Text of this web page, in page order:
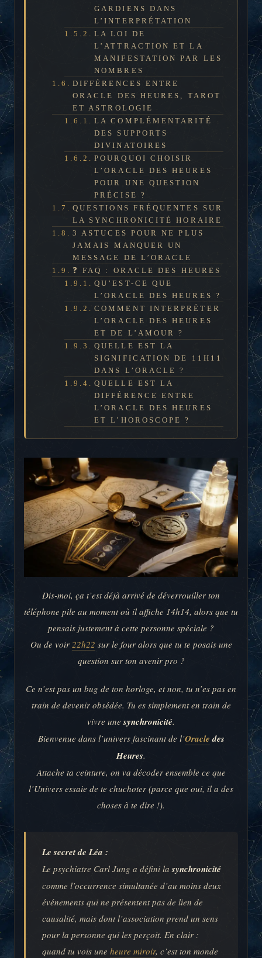
GARDIENS DANS
L’INTERPRÉTATION
LA LOI DE
L’ATTRACTION ET LA
MANIFESTATION PAR LES
NOMBRES
DIFFÉRENCES ENTRE
ORACLE DES HEURES, TAROT
ET ASTROLOGIE
LA COMPLÉMENTARITÉ
DES SUPPORTS
DIVINATOIRES
POURQUOI CHOISIR
L’ORACLE DES HEURES
POUR UNE QUESTION
PRÉCISE ?
QUESTIONS FRÉQUENTES SUR
LA SYNCHRONICITÉ HORAIRE
3 ASTUCES POUR NE PLUS
JAMAIS MANQUER UN
MESSAGE DE L’ORACLE
❓ FAQ : ORACLE DES HEURES
QU’EST-CE QUE
L’ORACLE DES HEURES ?
COMMENT INTERPRÉTER
L’ORACLE DES HEURES
ET DE L’AMOUR ?
QUELLE EST LA
SIGNIFICATION DE 11H11
DANS L’ORACLE ?
QUELLE EST LA
DIFFÉRENCE ENTRE
L’ORACLE DES HEURES
ET L’HOROSCOPE ?
Dis-moi, ça t’est déjà arrivé de déverrouiller ton
téléphone pile au moment où il affiche 14h14, alors que tu
pensais justement à cette personne spéciale ?
Ou de voir 22h22 sur le four alors que tu te posais une
question sur ton avenir pro ?
Ce n’est pas un bug de ton horloge, et non, tu n’es pas en
train de devenir obsédée. Tu es simplement en train de
vivre une synchronicité.
Bienvenue dans l’univers fascinant de l’Oracledes
Heures.
Attache ta ceinture, on va décoder ensemble ce que
l’Univers essaie de te chuchoter (parce que oui, il a des
choses à te dire !).
Le secret de Léa :
Le psychiatre Carl Jung a défini la synchronicité
comme l’occurrence simultanée d’au moins deux
événements qui ne présentent pas de lien de
causalité, mais dont l’association prend un sens
pour la personne qui les perçoit. En clair :
quand tu vois une heure miroir, c’est ton monde